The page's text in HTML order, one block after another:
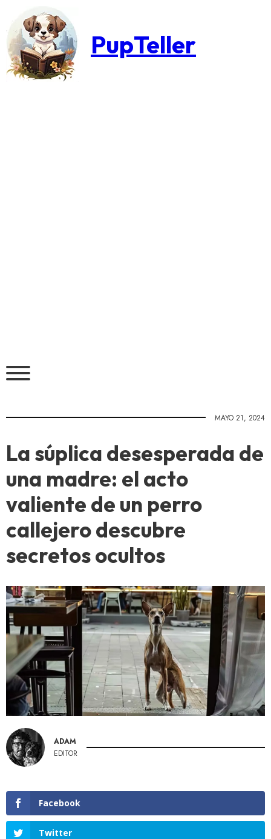
PupTeller
MAYO 21, 2024
La súplica desesperada de
una madre: el acto
valiente de un perro
callejero descubre
secretos ocultos
ADAM
EDITOR
Facebook
Twitter